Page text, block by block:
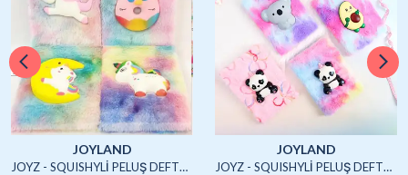
JOYLAND
JOYZ - SQUISHYLİ PELUŞ DEFTER A5 (UNICORN2)-4/S
JOYLAND
JOYZ - SQUISHYLİ PELUŞ DEFTER A5 (HAYVANLAR)-4/S